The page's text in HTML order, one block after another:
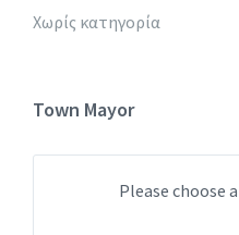
Χωρίς κατηγορία
Town Mayor
Please choose